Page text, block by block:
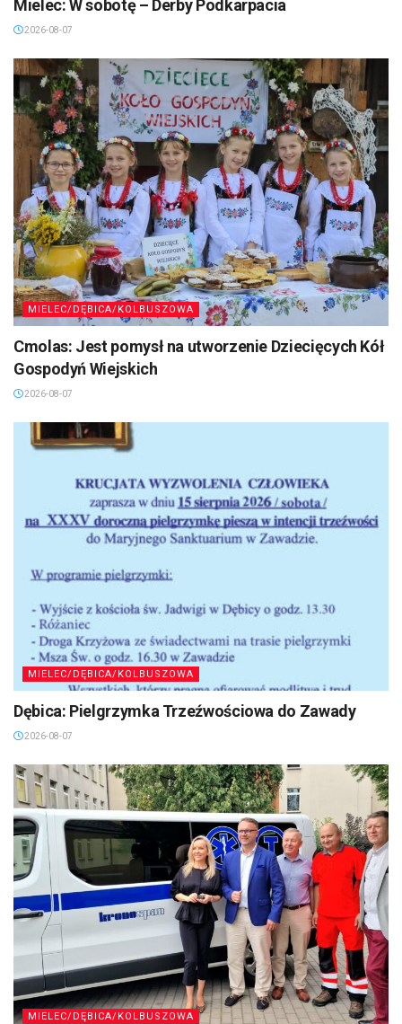
Mielec: W sobotę – Derby Podkarpacia
2026-08-07
MIELEC/DĘBICA/KOLBUSZOWA
Cmolas: Jest pomysł na utworzenie Dziecięcych Kół
Gospodyń Wiejskich
2026-08-07
MIELEC/DĘBICA/KOLBUSZOWA
Dębica: Pielgrzymka Trzeźwościowa do Zawady
2026-08-07
MIELEC/DĘBICA/KOLBUSZOWA